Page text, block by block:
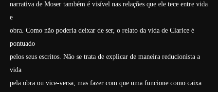
narrativa de Moser também é visível nas relações que ele tece entre vida
e
obra. Como não poderia deixar de ser, o relato da vida de Clarice é
pontuado
pelos seus escritos. Não se trata de explicar de maneira reducionista a
vida
pela obra ou vice-versa; mas fazer com que uma funcione como caixa